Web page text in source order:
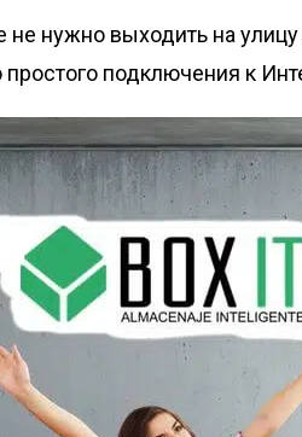
нужно выходить на улицу
подключения к